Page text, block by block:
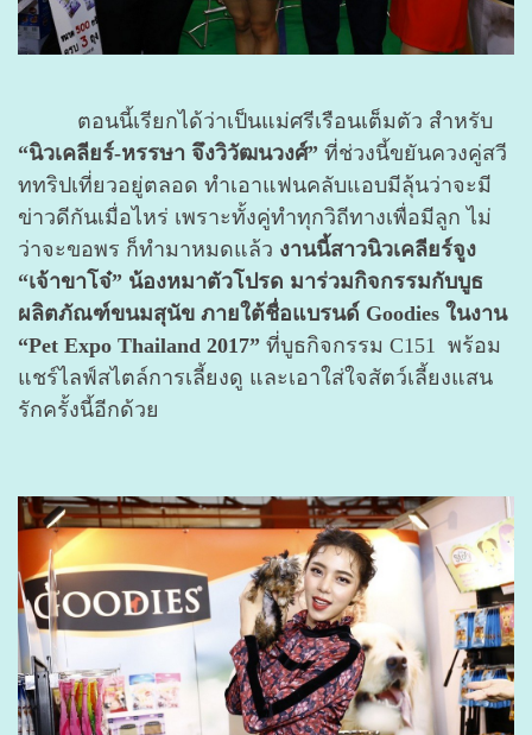
ตอนนี้เรียกได้ว่าเป็นแม่ศรีเรือนเต็มตัว สำหรับ
“นิวเคลียร์-หรรษา จึงวิวัฒนวงศ์” ที่ช่วงนี้ขยันควงคู่สวี
ททริปเที่ยวอยู่ตลอด ทำเอาแฟนคลับแอบมีลุ้นว่าจะมี
ข่าวดีกันเมื่อไหร่ เพราะทั้งคู่ทำทุกวิถีทางเพื่อมีลูก ไม่
ว่าจะขอพร ก็ทำมาหมดแล้ว งานนี้สาวนิวเคลียร์จูง
“เจ้าขาโจ๋” น้องหมาตัวโปรด มาร่วมกิจกรรมกับบูธ
ผลิตภัณฑ์ขนมสุนัข ภายใต้ชื่อแบรนด์ Goodies ในงาน
“Pet Expo Thailand 2017” ที่บูธกิจกรรม C151 พร้อม
แชร์ไลฟ์สไตล์การเลี้ยงดู และเอาใส่ใจสัตว์เลี้ยงแสน
รักครั้งนี้อีกด้วย